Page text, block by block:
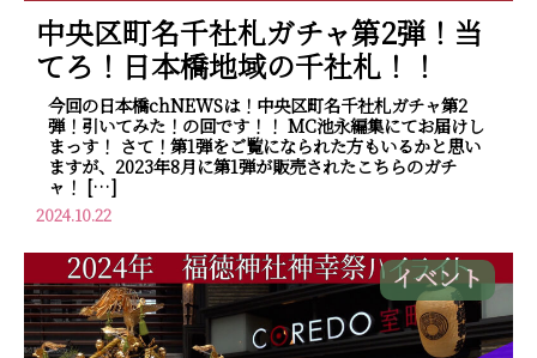
中央区町名千社札ガチャ第2弾！当
てろ！日本橋地域の千社札！！
今回の日本橋chNEWSは！中央区町名千社札ガチャ第2
弾！引いてみた！の回です！！ MC池永編集にてお届けし
まっす！ さて！第1弾をご覧になられた方もいるかと思い
ますが、2023年8月に第1弾が販売されたこちらのガチ
ャ！ […]
2024.10.22
イベント